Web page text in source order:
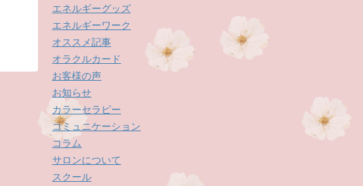
エネルギーグッズ
エネルギーワーク
オススメ記事
オラクルカード
お客様の声
お知らせ
カラーセラピー
コミュニケーション
コラム
サロンについて
スクール